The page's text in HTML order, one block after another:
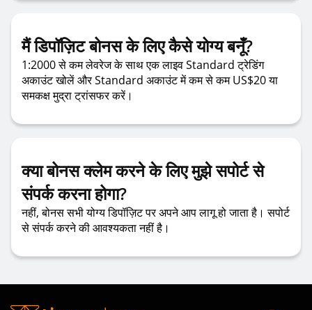
मैं डिपॉज़िट बोनस के लिए कैसे योग्य बनूँ?
1:2000 से कम लेवरेज के साथ एक लाइव Standard ट्रेडिंग
अकाउंट खोलें और Standard अकाउंट में कम से कम US$20 या
समकक्ष मुद्रा ट्रांसफर करें।
क्या बोनस क्लेम करने के लिए मुझे सपोर्ट से
संपर्क करना होगा?
नहीं, बोनस सभी योग्य डिपॉज़िट पर अपने आप लागू हो जाता है। सपोर्ट
से संपर्क करने की आवश्यकता नहीं है।